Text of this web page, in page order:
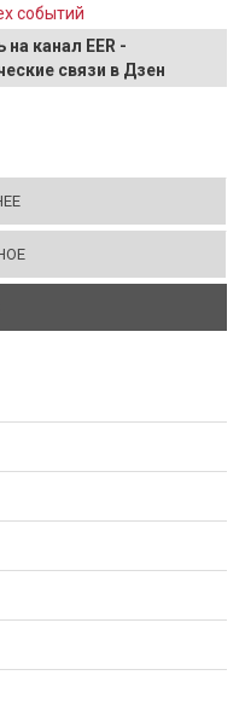
событий
канал EER -
связи в Дзен